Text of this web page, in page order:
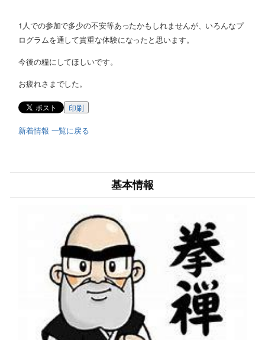
1人での参加で多少の不安等あったかもしれませんが、いろんなプ
ログラムを通して貴重な体験になったと思います。
今後の糧にしてほしいです。
お疲れさまでした。
印刷
新着情報 一覧に戻る
基本情報